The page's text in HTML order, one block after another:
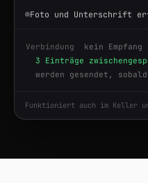
Foto und Unterschrift
Verbindung
kein Empfang
3 Einträge
werden gesendet,
Funktioniert auch im Keller